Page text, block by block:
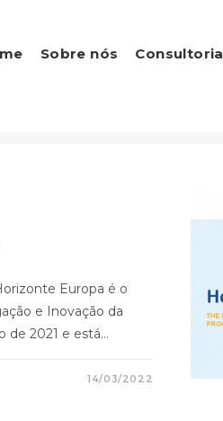
Sobre nós Consultoria
Europa é o
e Inovação da
de 2021 e está…
14/03/2022